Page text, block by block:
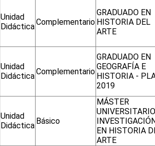
Unidad
DidácticaComplementario
GRADUADO EN
HISTORIA DEL
ARTE
Unidad
DidácticaComplementario
GRADUADO EN
GEOGRAFÍA E
HISTORIA -
2019
Unidad
Didáctica Básico
MÁSTER
EN HISTORIA
ARTE